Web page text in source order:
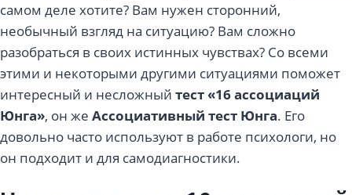
самом деле хотите? Вам нужен сторонний,
необычный взгляд на ситуацию? Вам сложно
разобраться в своих истинных чувствах? Со всеми
этими и некоторыми другими ситуациями поможет
интересный и несложный тест «16 ассоциаций
Юнга», он же Ассоциативный тест Юнга. Его
довольно часто используют в работе психологи, но
он подходит и для самодиагностики.